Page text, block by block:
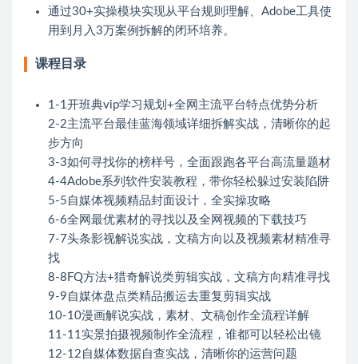
通过30+实操模块实现从平台规则理解、Adobe工具使
用到月入3万案例拆解的闭环培养。
课程目录
1-1开班典vip学习规划+全网主流平台特点优势分析
2-2主流平台最佳蓝海领域详细拆解实战，清晰你的起
步方向
3-3如何寻找你的榜样号，全面跟跑各平台高流量题材
4-4Adobe系列软件安装教程，带你轻松躲过安装陷阱
5-5自媒体视频精品封面设计，全实操攻略
6-6全网最优素材的寻找以及全网视频的下载技巧
7-7头条影视解说实战，文稿方向以及视频素材精准寻
找
8-8FQ方法+猎奇解说类剪辑实战，文稿方向精准寻找
9-9自媒体盘点类精品搬运去重复剪辑实战
10-10漫画解说实战，素材、文稿创作全流程详解
11-11实景拍摄视频制作全流程，谁都可以轻松出镜
12-12自媒体数据自查实战，清晰你的运营问题